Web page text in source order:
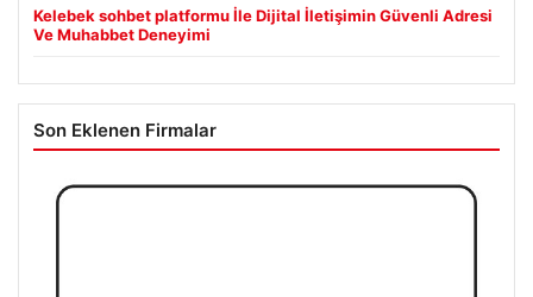
Kelebek sohbet platformu İle Dijital İletişimin Güvenli Adresi
Ve Muhabbet Deneyimi
Son Eklenen Firmalar